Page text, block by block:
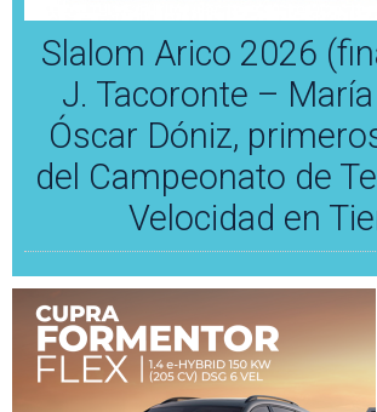
Slalom Arico 2026
J. Tacoronte –
Óscar Dóniz,
del Campeonato de
Velocidad en